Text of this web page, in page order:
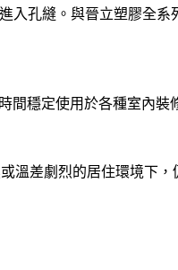
入孔縫。與晉立塑膠全
間穩定使用於各種室內
溫差劇烈的居住環境下